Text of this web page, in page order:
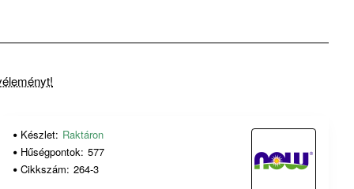
Készlet: Raktáron
Hűségpontok: 577
Cikkszám: 264-3